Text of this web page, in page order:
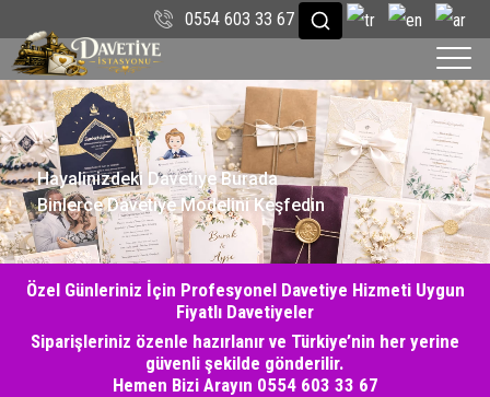
0554 603 33 67
Hayalinizdeki Davetiye Burada
Binlerce Davetiye Modelini Keşfedin
Özel Günleriniz İçin Profesyonel Davetiye Hizmeti Uygun
Fiyatlı Davetiyeler
Siparişleriniz özenle hazırlanır ve Türkiye’nin her yerine
güvenli şekilde gönderilir.
Hemen Bizi Arayın 0554 603 33 67